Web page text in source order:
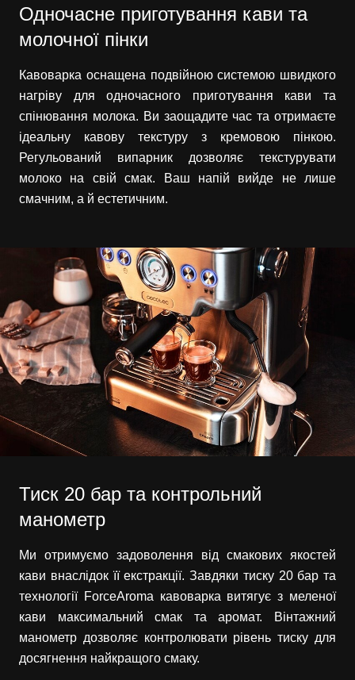
Одночасне приготування кави та
молочної пінки
Кавоварка оснащена подвійною системою швидкого
нагріву для одночасного приготування кави та
спінювання молока. Ви заощадите час та отримаєте
ідеальну кавову текстуру з кремовою пінкою.
Регульований випарник дозволяє текстурувати
молоко на свій смак. Ваш напій вийде не лише
смачним, а й естетичним.
Тиск 20 бар та контрольний
манометр
Ми отримуємо задоволення від смакових якостей
кави внаслідок її екстракції. Завдяки тиску 20 бар та
технології ForceAroma кавоварка витягує з меленої
кави максимальний смак та аромат. Вінтажний
манометр дозволяє контролювати рівень тиску для
досягнення найкращого смаку.